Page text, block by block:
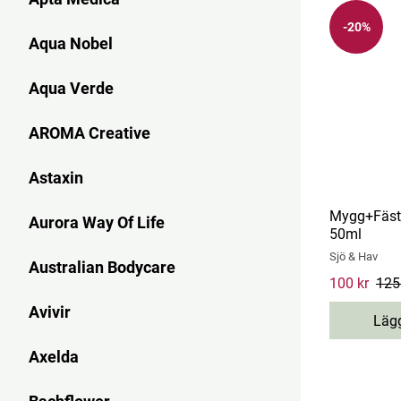
Aqua Nobel
Aqua Verde
AROMA Creative
Astaxin
Aurora Way Of Life
Australian Bodycare
Avivir
Axelda
-20%
50ml
Sjö & Hav
Current
100 kr